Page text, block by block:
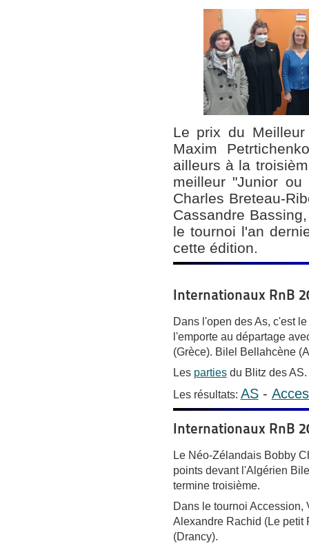
Le prix du
Maxim
ailleurs à la
meilleur "Junior
Charles Breteau-
Cassandre
le tournoi l'an
cette édition.
Internationaux RnB
Dans l'open des As, c'est
l'emporte au départage
(Grèce). Bilel Bellahcène
Les partiesdu Blitz des AS.
Les résultats: AS-
Internationaux RnB
Le Néo-Zélandais Bobby
points devant l'Algérien
termine troisième.
Dans le tournoi Accession,
Alexandre Rachid (Le petit
(Drancy).